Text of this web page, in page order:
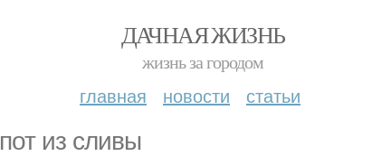
ДАЧНАЯ ЖИЗНЬ
жизнь за городом
главная новости статьи
из сливы